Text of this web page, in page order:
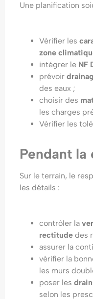
Une planification
Vérifier les
zone
intégrer le NF
prévoir
des eaux ;
choisir des
les charges
Vérifier les
Pendant
Sur le terrain, le
les détails :
contrôler la
rectitude des
assurer la
vérifier la
les murs
poser les
selon les